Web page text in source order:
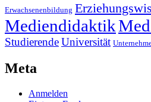
Erwachsenenbildung
Mediendidaktik
StudierendeUniversität
Meta
Anmelden